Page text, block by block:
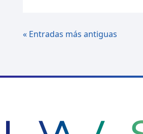
« Entradas más antiguas